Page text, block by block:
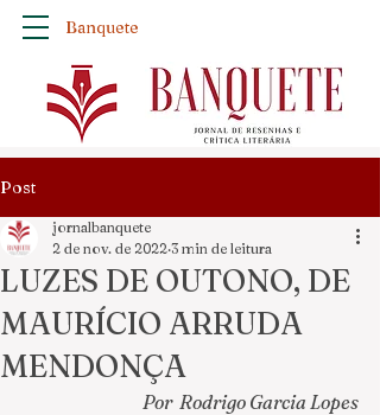
Banquete
Post
LUZES DE OUTONO, DE
MAURÍCIO ARRUDA
MENDONÇA
jornalbanquete
2 de nov. de 2022 3 min de leitura
Por  Rodrigo Garcia Lopes